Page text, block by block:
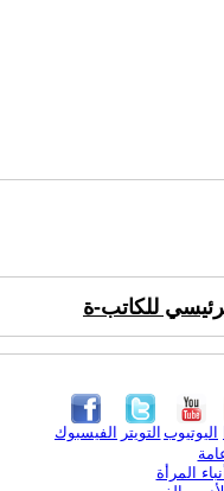
للكاتب-ة
الفيسبوك التويتر اليوتيوب
المرأة